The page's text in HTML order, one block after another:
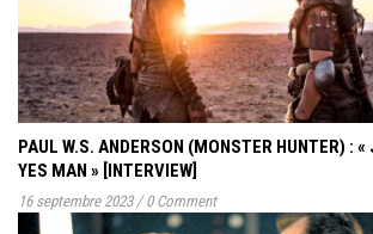
PAUL W.S. ANDERSON (MONSTER HUNTER) : «
YES MAN » [INTERVIEW]
16 septembre 2023 / 0 Comment